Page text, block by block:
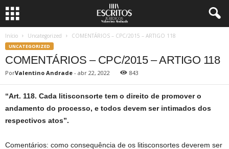
Início Uncategorized COMENTÁRIOS – CPC/2015 – ARTIGO 118
UNCATEGORIZED
COMENTÁRIOS – CPC/2015 – ARTIGO 118
PorValentino Andrade - abr 22, 2022 843
“Art. 118. Cada litisconsorte tem o direito de promover o
andamento do processo, e todos devem ser intimados dos
respectivos atos”.
Comentários: como consequência de os litisconsortes deverem ser